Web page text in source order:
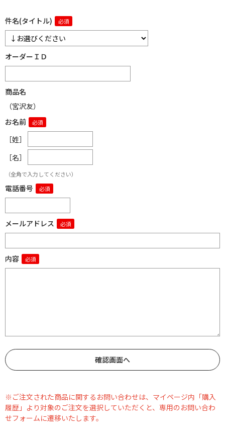
件名(タイトル)
オーダーＩＤ
商品名
（宮沢友）
お名前
［姓］
［名］
（全角で入力してください）
電話番号
メールアドレス
内容
※ご注文された商品に関するお問い合わせは、マイページ内「購入
履歴」より対象のご注文を選択していただくと、専用のお問い合わ
せフォームに遷移いたします。